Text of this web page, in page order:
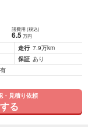
諸費用 (税込)
6.5 万円
走行 7.9万km
保証 あり
・見積り依頼
る